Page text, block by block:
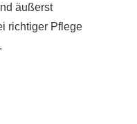
äußerst
richtiger Pflege